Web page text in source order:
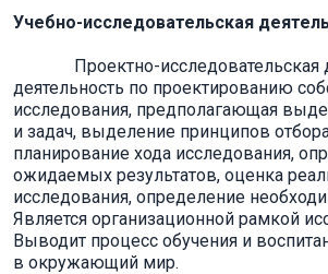
Учебно-исследовательская
Проектно-исследовательская
деятельность по проектированию
исследования, предполагающая
и задач, выделение принципов
планирование хода исследования,
ожидаемых результатов, оценка
исследования, определение
Является организационной рамкой
Выводит процесс обучения и
в окружающий